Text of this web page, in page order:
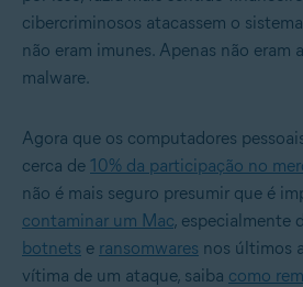
cibercriminosos atacassem o
não eram imunes. Apenas não eram
malware.
Agora que os computadores
cerca de 10% da participação no
não é mais seguro presumir que é
contaminar um Mac, especialmente
botnets e ransomwares nos últimos
vítima de um ataque, saiba como